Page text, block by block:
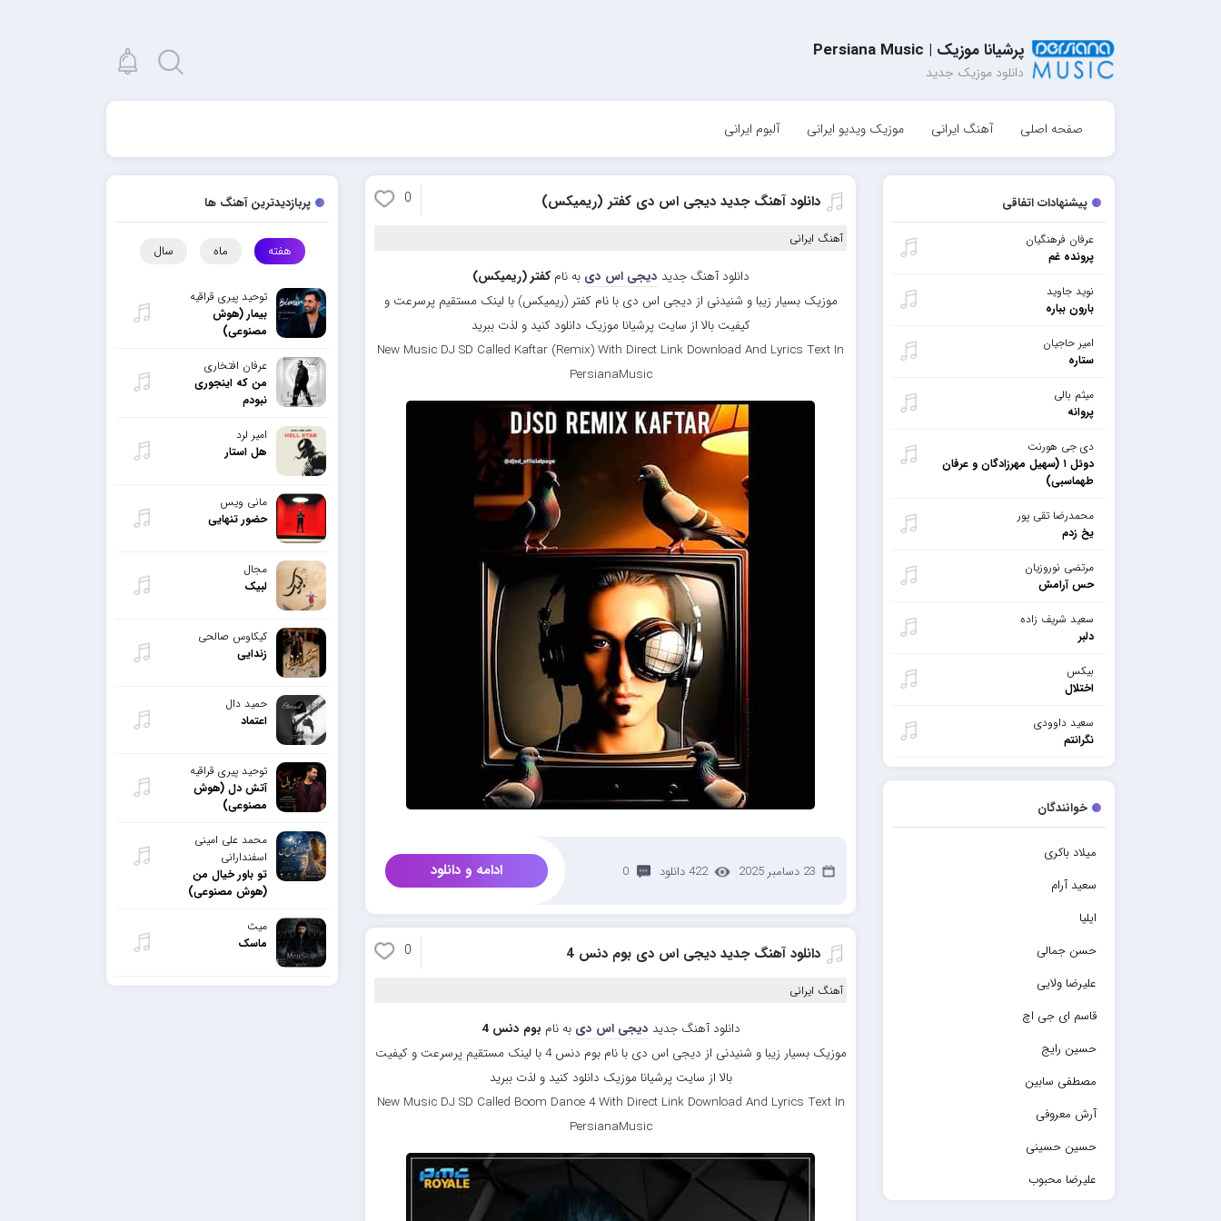
پرشیانا موزیک | Persiana Music
دانلود موزیک جدید
صفحه اصلی آهنگ ایرانی موزیک ویدیو ایرانی آلبوم ایرانی
پیشنهادات اتفاقی
عرفان فرهنگیان
پرونده غم
نوید جاوید
بارون بباره
امیر حاجیان
ستاره
میثم بالی
پروانه
دی جی هورنت
دوئل ۱ (سهیل مهرزادگان و عرفان
طهماسبی)
محمدرضا تقی پور
یخ زدم
مرتضی نوروزیان
حس آرامش
سعید شریف زاده
دلبر
بیکس
اختلال
سعید داوودی
نگرانتم
خوانندگان
میلاد باکری
سعید آرام
ایلیا
حسن جمالی
علیرضا ولایی
قاسم ای جی اچ
حسین رایج
مصطفی سابین
آرش معروفی
حسین حسینی
علیرضا محبوب
دانلود آهنگ جدید دیجی اس دی کفتر (ریمیکس) 0
آهنگ ایرانی
دانلود آهنگ جدید دیجی اس دی به نامکفتر (ریمیکس)
موزیک بسیار زیبا و شنیدنی از دیجی اس دی با نام کفتر (ریمیکس) با لینک مستقیم پرسرعت و
کیفیت بالا از سایت پرشیانا موزیک دانلود کنید و لذت ببرید
New Music DJ SD Called Kaftar (Remix) With Direct Link Download And Lyrics Text In
PersianaMusic
23 دسامبر 2025 422 دانلود 0 ادامه و دانلود
دانلود آهنگ جدید دیجی اس دی بوم دنس 4 0
آهنگ ایرانی
دانلود آهنگ جدید دیجی اس دی به نام بوم دنس 4
موزیک بسیار زیبا و شنیدنی از دیجی اس دی با نام بوم دنس 4 با لینک مستقیم پرسرعت و کیفیت
بالا از سایت پرشیانا موزیک دانلود کنید و لذت ببرید
New Music DJ SD Called Boom Dance 4 With Direct Link Download And Lyrics Text In
PersianaMusic
پربازدیدترین آهنگ ها
هفته ماه سال
توحید پیری قراقیه
بیمار (هوش
مصنوعی)
عرفان افتخاری
من که اینجوری
نبودم
امیر لرد
هل استار
مانی ویس
حضور تنهایی
مجال
لبیک
کیکاوس صالحی
زندایی
حمید دال
اعتماد
توحید پیری قراقیه
آتش دل (هوش
مصنوعی)
محمد علی امینی
اسفندارانی
تو باور خیال من
(هوش مصنوعی)
میث
ماسک